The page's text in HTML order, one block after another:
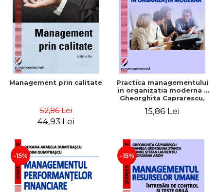
Management prin calitate
52,86 Lei
44,93 Lei
Practica managementului
in organizatia moderna -
Gheorghita Caprarescu,
Georgiana Aron
15,86 Lei
-15% -15%